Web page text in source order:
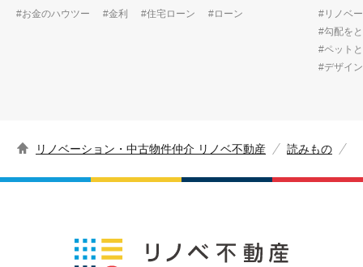
#お金のハウツー #金利 #住宅ローン #ローン
#リノベ
#勾配を
#ペット
#デザイン
リノベーション・中古物件仲介 リノベ不動産 読みもの